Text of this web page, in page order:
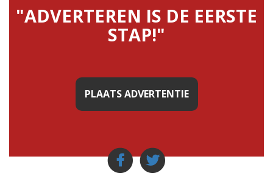
"ADVERTEREN IS DE EERSTE
STAP!"
PLAATS ADVERTENTIE